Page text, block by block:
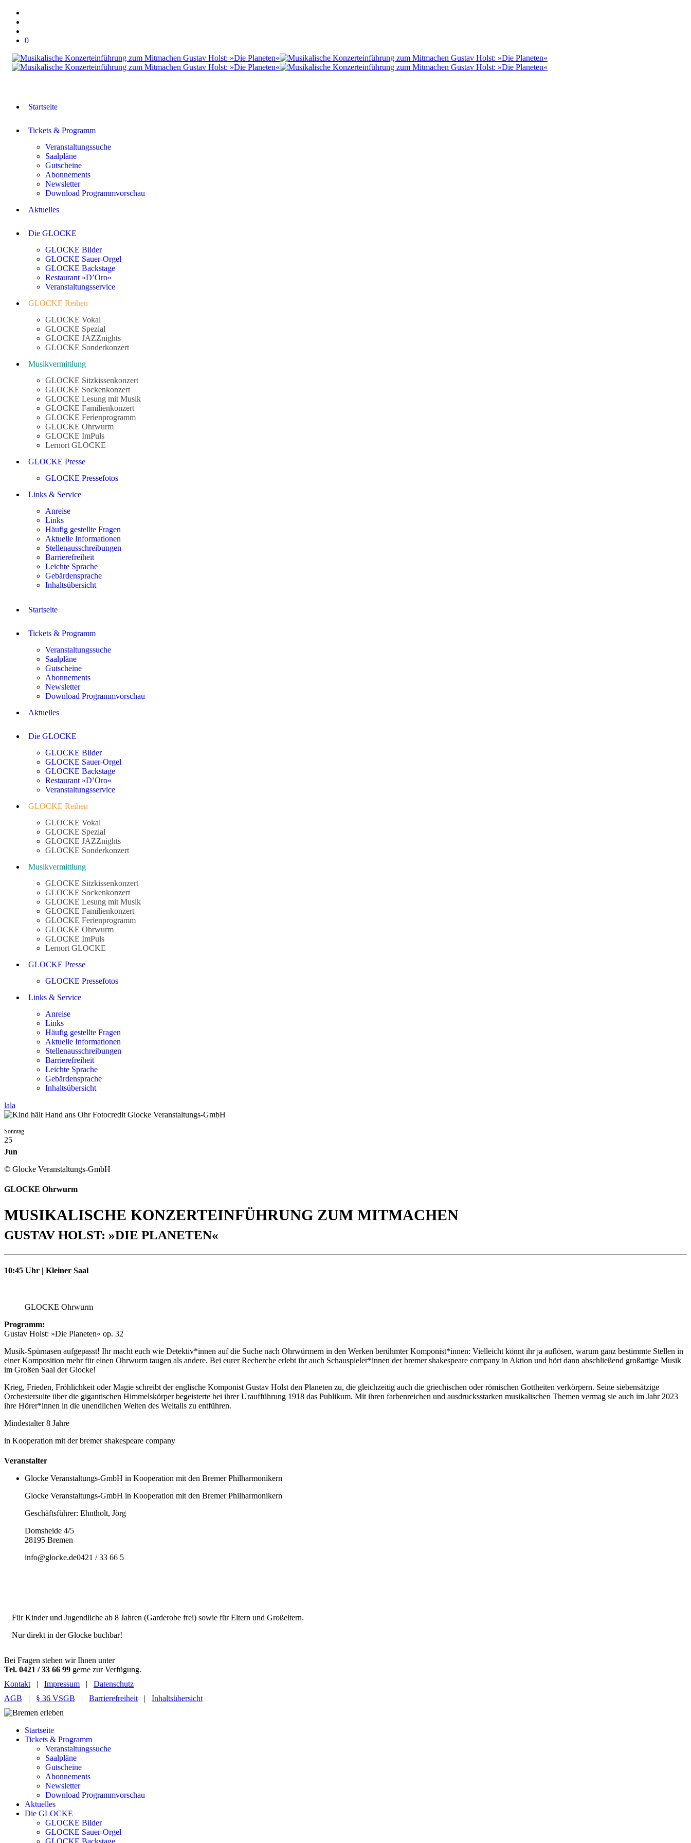
0
Startseite
Tickets & Programm
Veranstaltungssuche
Saalpläne
Gutscheine
Abonnements
Newsletter
Download Programmvorschau
Aktuelles
Die GLOCKE
GLOCKE Bilder
GLOCKE Sauer-Orgel
GLOCKE Backstage
Restaurant »D’Oro«
Veranstaltungsservice
GLOCKE Reihen
GLOCKE Vokal
GLOCKE Spezial
GLOCKE JAZZnights
GLOCKE Sonderkonzert
Musikvermittlung
GLOCKE Sitzkissenkonzert
GLOCKE Sockenkonzert
GLOCKE Lesung mit Musik
GLOCKE Familienkonzert
GLOCKE Ferienprogramm
GLOCKE Ohrwurm
GLOCKE ImPuls
Lernort GLOCKE
GLOCKE Presse
GLOCKE Pressefotos
Links & Service
Anreise
Links
Häufig gestellte Fragen
Aktuelle Informationen
Stellenausschreibungen
Barrierefreiheit
Leichte Sprache
Gebärdensprache
Inhaltsübersicht
Startseite
Tickets & Programm
Veranstaltungssuche
Saalpläne
Gutscheine
Abonnements
Newsletter
Download Programmvorschau
Aktuelles
Die GLOCKE
GLOCKE Bilder
GLOCKE Sauer-Orgel
GLOCKE Backstage
Restaurant »D’Oro«
Veranstaltungsservice
GLOCKE Reihen
GLOCKE Vokal
GLOCKE Spezial
GLOCKE JAZZnights
GLOCKE Sonderkonzert
Musikvermittlung
GLOCKE Sitzkissenkonzert
GLOCKE Sockenkonzert
GLOCKE Lesung mit Musik
GLOCKE Familienkonzert
GLOCKE Ferienprogramm
GLOCKE Ohrwurm
GLOCKE ImPuls
Lernort GLOCKE
GLOCKE Presse
GLOCKE Pressefotos
Links & Service
Anreise
Links
Häufig gestellte Fragen
Aktuelle Informationen
Stellenausschreibungen
Barrierefreiheit
Leichte Sprache
Gebärdensprache
Inhaltsübersicht
lala
Sonntag
25
Jun
© Glocke Veranstaltungs-GmbH
GLOCKE Ohrwurm
MUSIKALISCHE KONZERTEINFÜHRUNG ZUM MITMACHEN
GUSTAV HOLST: »DIE PLANETEN«
10:45 Uhr | Kleiner Saal
GLOCKE Ohrwurm
Programm:
Gustav Holst: »Die Planeten« op. 32
Musik-Spürnasen aufgepasst! Ihr macht euch wie Detektiv*innen auf die Suche nach Ohrwürmern in den Werken berühmter Komponist*innen: Vielleicht könnt ihr ja auflösen, warum ganz bestimmte Stellen in
einer Komposition mehr für einen Ohrwurm taugen als andere. Bei eurer Recherche erlebt ihr auch Schauspieler*innen der bremer shakespeare company in Aktion und hört dann abschließend großartige Musik
im Großen Saal der Glocke!
Krieg, Frieden, Fröhlichkeit oder Magie schreibt der englische Komponist Gustav Holst den Planeten zu, die gleichzeitig auch die griechischen oder römischen Gottheiten verkörpern. Seine siebensätzige
Orchestersuite über die gigantischen Himmelskörper begeisterte bei ihrer Uraufführung 1918 das Publikum. Mit ihren farbenreichen und ausdrucksstarken musikalischen Themen vermag sie auch im Jahr 2023
ihre Hörer*innen in die unendlichen Weiten des Weltalls zu entführen.
Mindestalter 8 Jahre
in Kooperation mit der bremer shakespeare company
Veranstalter
Glocke Veranstaltungs-GmbH in Kooperation mit den Bremer Philharmonikern
Glocke Veranstaltungs-GmbH in Kooperation mit den Bremer Philharmonikern
Geschäftsführer: Ehntholt, Jörg
Domsheide 4/5
28195 Bremen
info@glocke.de0421 / 33 66 5
Für Kinder und Jugendliche ab 8 Jahren (Garderobe frei) sowie für Eltern und Großeltern.
Nur direkt in der Glocke buchbar!
Bei Fragen stehen wir Ihnen unter
Tel. 0421 / 33 66 99 gerne zur Verfügung.
Kontakt | Impressum | Datenschutz
AGB | § 36 VSGB | Barrierefreiheit | Inhaltsübersicht
Startseite
Tickets & Programm
Veranstaltungssuche
Saalpläne
Gutscheine
Abonnements
Newsletter
Download Programmvorschau
Aktuelles
Die GLOCKE
GLOCKE Bilder
GLOCKE Sauer-Orgel
GLOCKE Backstage